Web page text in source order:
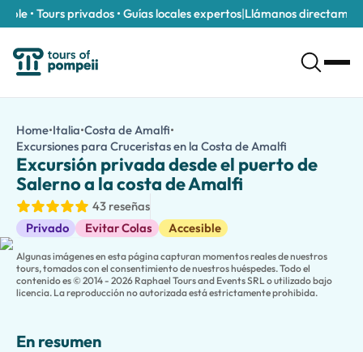
• Tours privados • Guías locales expertos|Llámanos directamente
/es/tours/excursion-privada-desde-el-puerto-de-salerno-a-
Disfruta de una excursión privada cómoda y memorable en
Experimenta la belleza impresionante del sur de Italia en una
Visita el colorido pueblo acantilado de Positano , pasea por
Mejora tu experiencia con unaguía privada licenciada
Con horarios flexibles, servicio personalizado y regreso
Home•Italia•Costa de Amalfi•
Excursiones para Cruceristas en la Costa de Amalfi
Excursión privada desde el puerto de
Salerno a la costa de Amalfi
43 reseñas
Privado
Evitar Colas Accesible
Excursiones en tierra
Algunas imágenes en esta página capturan momentos reales de nuestros
tours, tomados con el consentimiento de nuestros huéspedes. Todo el
contenido es © 2014 - 2026 Raphael Tours and Events SRL o utilizado bajo
licencia. La reproducción no autorizada está estrictamente prohibida.
En resumen